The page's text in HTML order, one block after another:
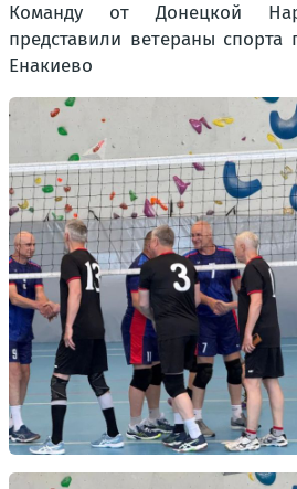
Команду от Донецкой
представили ветераны спорта
Енакиево